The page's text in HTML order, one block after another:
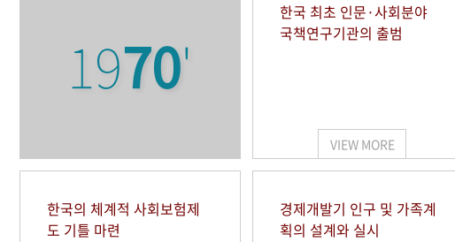
1970'
한국 최초 인문·사회분야
국책연구기관의 출범
VIEW MORE
한국의 체계적 사회보험제
도 기틀 마련
경제개발기 인구 및 가족계
획의 설계와 실시